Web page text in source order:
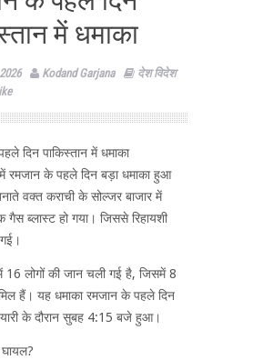
में धमाका
Kodand Garjana
देश विदेश
दिन पाकिस्तान में धमाका
में रमजान के पहले दिन बड़ा धमाका हुआ
वक्त कराची के सोल्जर बाजार में
ब्लास्ट हो गया। जिससे रिहायशी
16 लोगों की जान चली गई है, जिसमें 8
हैं। यह धमाका रमजान के पहले दिन
के दौरान सुबह 4:15 बजे हुआ।